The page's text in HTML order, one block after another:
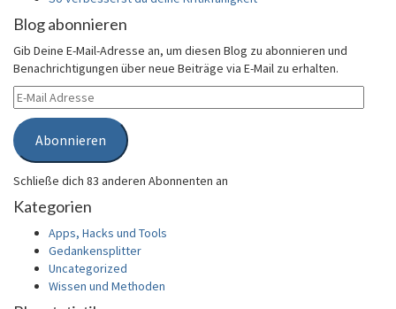
Blog abonnieren
Gib Deine E-Mail-Adresse an, um diesen Blog zu abonnieren und
Benachrichtigungen über neue Beiträge via E-Mail zu erhalten.
E-
Mail
Adresse
Abonnieren
Schließe dich 83 anderen Abonnenten an
Kategorien
Apps, Hacks und Tools
Gedankensplitter
Uncategorized
Wissen und Methoden